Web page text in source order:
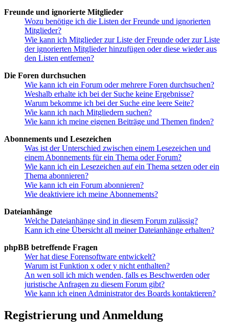
Freunde und ignorierte Mitglieder
Wozu benötige ich die Listen der Freunde und ignorierten
Mitglieder?
Wie kann ich Mitglieder zur Liste der Freunde oder zur Liste
der ignorierten Mitglieder hinzufügen oder diese wieder aus
den Listen entfernen?
Die Foren durchsuchen
Wie kann ich ein Forum oder mehrere Foren durchsuchen?
Weshalb erhalte ich bei der Suche keine Ergebnisse?
Warum bekomme ich bei der Suche eine leere Seite?
Wie kann ich nach Mitgliedern suchen?
Wie kann ich meine eigenen Beiträge und Themen finden?
Abonnements und Lesezeichen
Was ist der Unterschied zwischen einem Lesezeichen und
einem Abonnements für ein Thema oder Forum?
Wie kann ich ein Lesezeichen auf ein Thema setzen oder ein
Thema abonnieren?
Wie kann ich ein Forum abonnieren?
Wie deaktiviere ich meine Abonnements?
Dateianhänge
Welche Dateianhänge sind in diesem Forum zulässig?
Kann ich eine Übersicht all meiner Dateianhänge erhalten?
phpBB betreffende Fragen
Wer hat diese Forensoftware entwickelt?
Warum ist Funktion x oder y nicht enthalten?
An wen soll ich mich wenden, falls es Beschwerden oder
juristische Anfragen zu diesem Forum gibt?
Wie kann ich einen Administrator des Boards kontaktieren?
Registrierung und Anmeldung